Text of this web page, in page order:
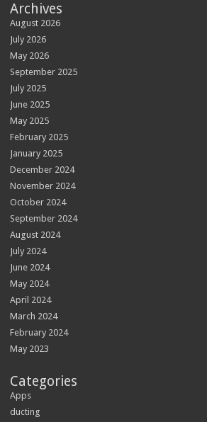
Archives
August 2026
July 2026
May 2026
September 2025
July 2025
June 2025
May 2025
February 2025
January 2025
December 2024
November 2024
October 2024
September 2024
August 2024
July 2024
June 2024
May 2024
April 2024
March 2024
February 2024
May 2023
Categories
Apps
ducting